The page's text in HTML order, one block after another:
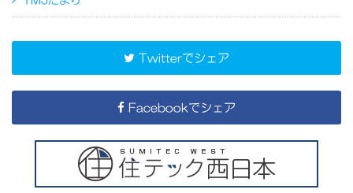
Twitterでシェア
Facebookでシェア